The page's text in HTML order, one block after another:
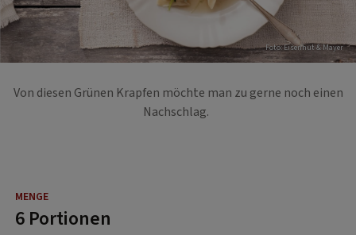
Foto: Eisenhut & Mayer
Von diesen Grünen Krapfen möchte man zu gerne noch einen
Nachschlag.
6 Portionen